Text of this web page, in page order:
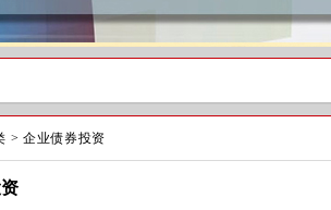
>企业债券投资